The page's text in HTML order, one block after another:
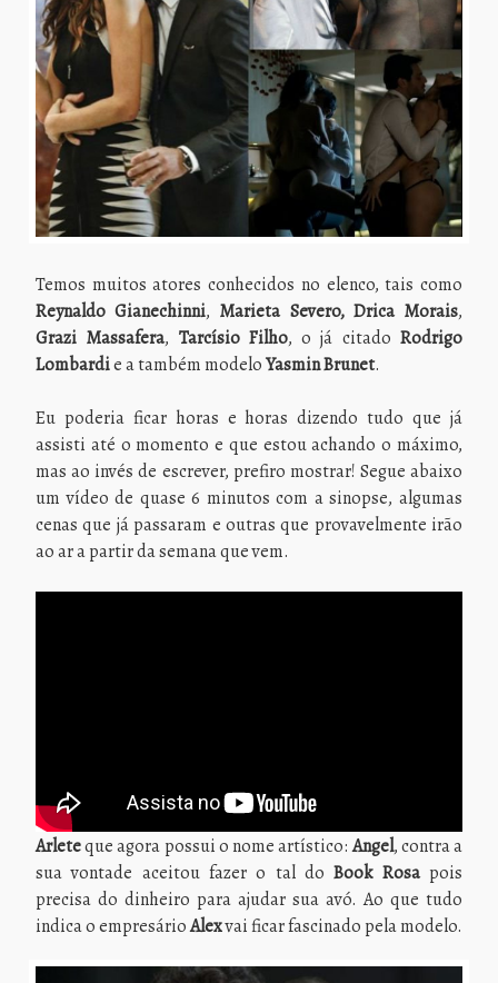
Temos muitos atores conhecidos no elenco, tais como
Reynaldo Gianechinni, Marieta Severo, Drica Morais,
Grazi Massafera, Tarcísio Filho, o já citadoRodrigo
Lombardie a também modeloYasmin Brunet.
Eu poderia ficar horas e horas dizendo tudo que já
assisti até o momento e que estou achando o máximo,
mas ao invés de escrever, prefiro mostrar! Segue abaixo
um vídeo de quase 6 minutos com a sinopse, algumas
cenas que já passaram e outras que provavelmente irão
ao ar a partir da semana que vem.
Arleteque agora possui o nome artístico:Angel, contra a
sua vontade aceitou fazer o tal doBook Rosapois
precisa do dinheiro para ajudar sua avó. Ao que tudo
indica o empresárioAlexvai ficar fascinado pela modelo.